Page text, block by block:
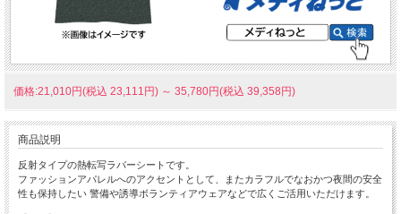
価格:21,010円(税込 23,111円) ～ 35,780円(税込 39,358円)
商品説明
反射タイプの熱転写ラバーシートです。
ファッションアパレルへのアクセントとして、またカラフルでなおかつ夜間の安全
性も保持したい 警備や誘導ボランティアウェアなどで広くご活用いただけます。